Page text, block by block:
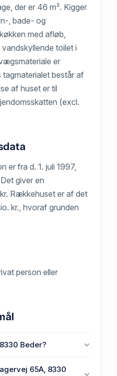
der er 46 m². Kigger
, bade- og
med afløb,
toilet i
er
tagmaterialet består af
af huset er til
(excl.
er fra d. 1. juli 1997,
giver en
Rækkehuset er af det
kr., hvoraf grunden
person eller
Beder?
65A, 8330